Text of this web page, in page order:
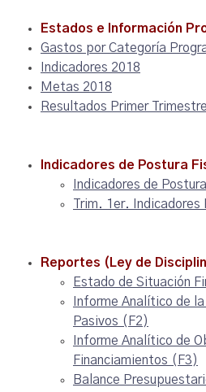
Estados e Información
Gastos por Categoría
Indicadores 2018
Metas 2018
Resultados Primer
Indicadores de Postura
Indicadores de
Trim. 1er. Indicadores
Reportes (Ley de
Estado de Situación
Informe Analítico de
Pasivos (F2)
Informe Analítico de
Financiamientos (F3)
Balance